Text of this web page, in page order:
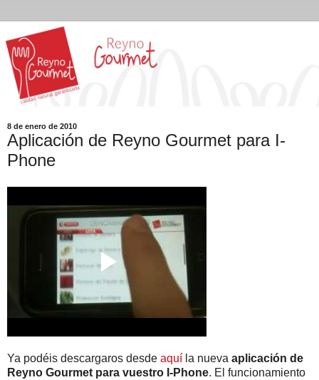
8 de enero de 2010
Aplicación de Reyno Gourmet para I-
Phone
Ya podéis descargaros desde aquí la nueva aplicación de
Reyno Gourmet para vuestro I-Phone. El funcionamiento